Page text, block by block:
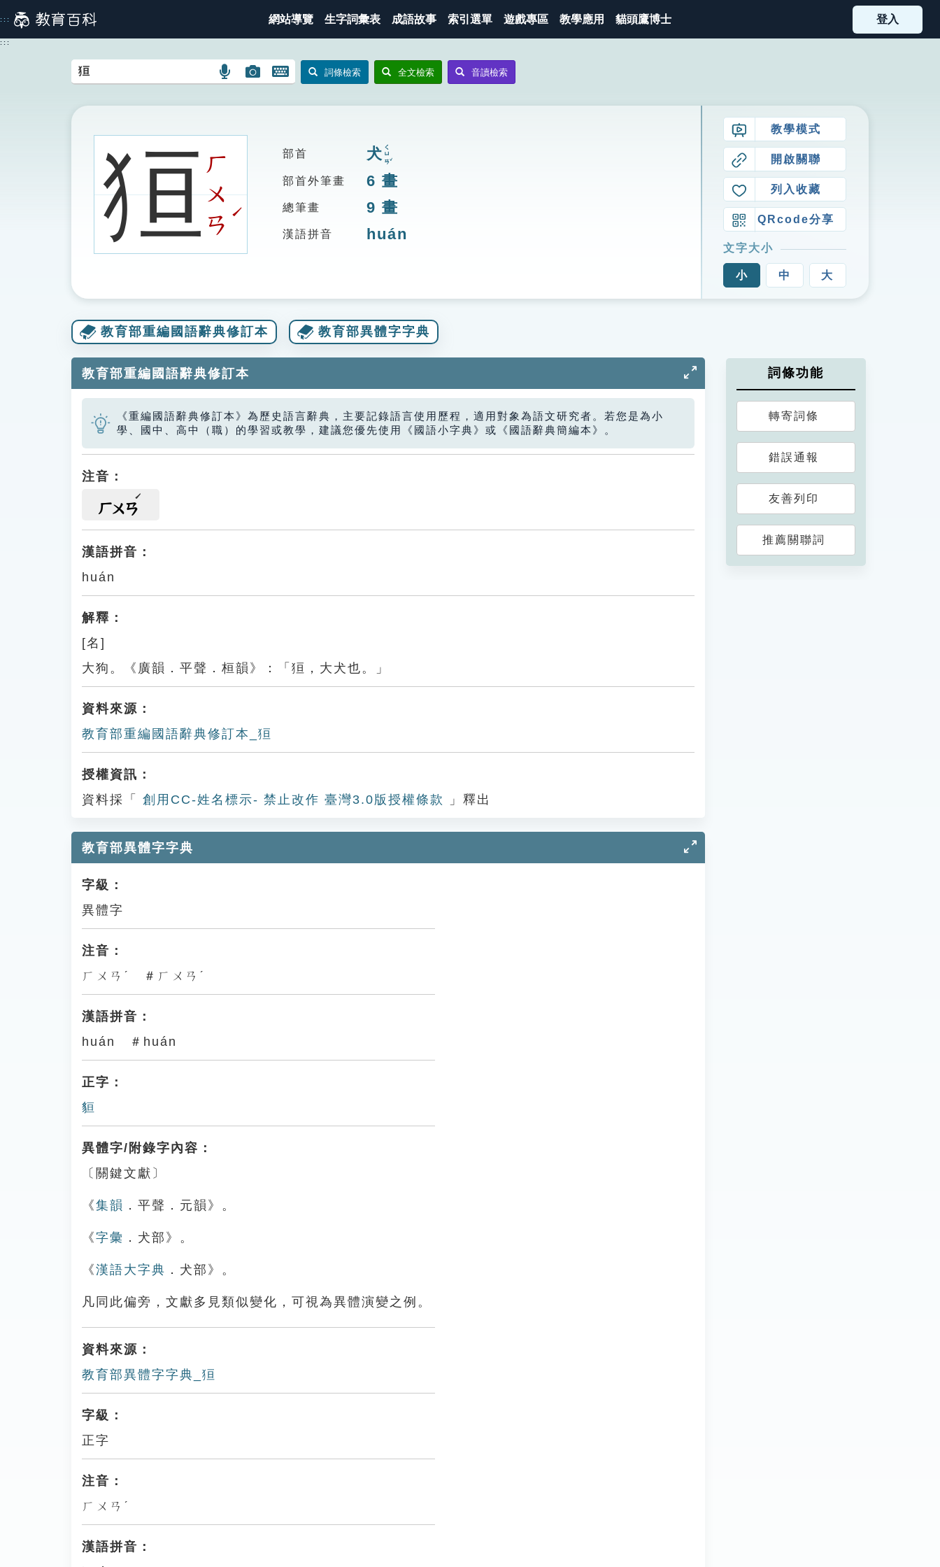
到
主
::: 網站導覽 生字詞彙表 成語故事 索引選單 遊戲專區 教學應用 貓頭鷹博士 登入
:::
語
搜
圖
示
圖
搜
開
鍵
示
詞條檢索 全文檢索 音讀檢索
狟ㄏ
ㄨ
ㄢ
ˊ
部首 犬ㄑㄩㄢˇ
部首外筆畫 6 畫
總筆畫 9 畫
漢語拼音 huán
教學模式
開啟關聯
列入收藏
QRcode分享
文字大小
小 中 大
教育部重編國語辭典修訂本 教育部異體字字典
教育部重編國語辭典修訂本
《重編國語辭典修訂本》為歷史語言辭典，主要記錄語言使用歷程，適用對象為語文研究者。若您是為小
學、國中、高中（職）的學習或教學，建議您優先使用《國語小字典》或《國語辭典簡編本》。
注音：
ㄏㄨㄢ
漢語拼音：
huán
解釋：
[名]
大狗。《廣韻．平聲．桓韻》：「狟，大犬也。」
資料來源：
教育部重編國語辭典修訂本_狟
授權資訊：
資料採「
創用CC-姓名標示- 禁止改作 臺灣3.0版授權條款 」釋出
教育部異體字字典
字級：
異體字
注音：
ㄏㄨㄢˊ ＃ㄏㄨㄢˊ
漢語拼音：
huán ＃huán
正字：
貆
異體字/附錄字內容：
〔關鍵文獻〕
《集韻 ．平聲．元韻》。
《字彙 ．犬部》。
《漢語大字典 ．犬部》。
凡同此偏旁，文獻多見類似變化，可視為異體演變之例。
資料來源：
教育部異體字字典_狟
字級：
正字
注音：
ㄏㄨㄢˊ
漢語拼音：
詞條功能
轉寄詞條
錯誤通報
友善列印
推薦關聯詞